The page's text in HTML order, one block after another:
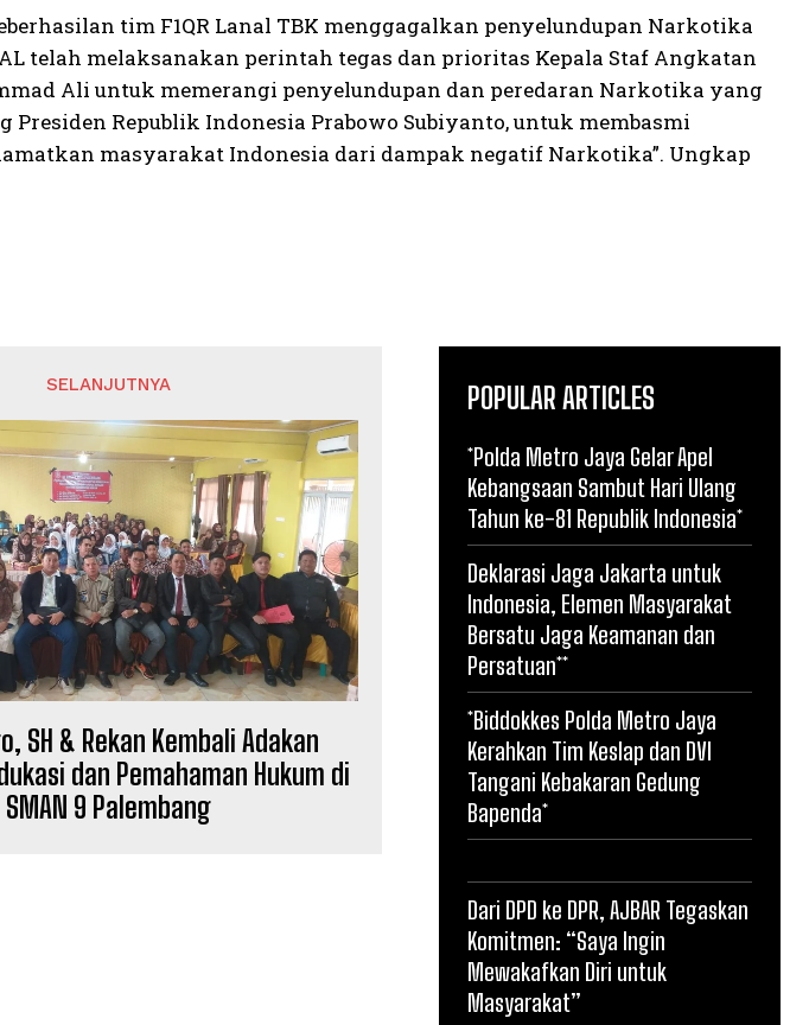
tim F1QR Lanal TBK menggagalkan penyelundupan Narkotika
telah melaksanakan perintah tegas dan prioritas Kepala Staf Angkatan
Ali untuk memerangi penyelundupan dan peredaran Narkotika yang
Republik Indonesia Prabowo Subiyanto, untuk membasmi
masyarakat Indonesia dari dampak negatif Narkotika”. Ungkap
SELANJUTNYA
SH & Rekan Kembali Adakan
dan Pemahaman Hukum di
SMAN 9 Palembang
POPULAR ARTICLES
*Polda Metro Jaya Gelar Apel
Kebangsaan Sambut Hari Ulang
Tahun ke-81 Republik Indonesia*
Deklarasi Jaga Jakarta untuk
Indonesia, Elemen Masyarakat
Bersatu Jaga Keamanan dan
Persatuan**
*Biddokkes Polda Metro Jaya
Kerahkan Tim Keslap dan DVI
Tangani Kebakaran Gedung
Bapenda*
Dari DPD ke DPR, AJBAR Tegaskan
Komitmen: “Saya Ingin
Mewakafkan Diri untuk
Masyarakat”